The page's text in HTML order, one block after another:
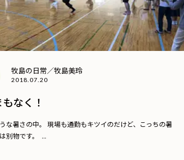
牧島の日常／牧島美玲
2018.07.20
なく！
な暑さの中。 現場も通勤もキツイのだけど、こっちの暑
別物です。 ...